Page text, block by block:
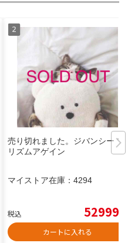
売り切れました。ジバンシー プ
リズムアゲイン
マイストア在庫： 4294
税込 52999
カートに入れる